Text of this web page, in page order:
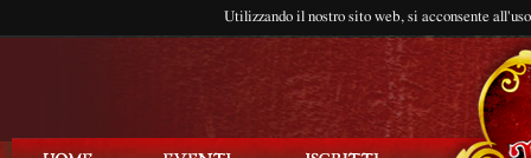
Utilizzando il nostro sito web, si acconsente